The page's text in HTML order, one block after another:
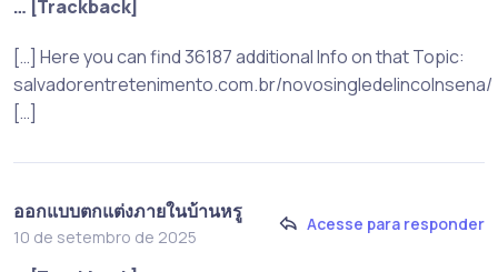
… [Trackback]
[…] Here you can find 36187 additional Info on that Topic:
salvadorentretenimento.com.br/novosingledelincolnsena/
[…]
ออกแบบตกแต่งภายในบ้านหรู
10 de setembro de 2025
Acesse para responder